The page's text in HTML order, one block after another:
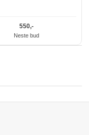
550,-
Neste bud